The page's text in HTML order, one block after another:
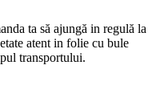
ta să ajungă in regulă la
atent in folie cu bule
transportului.